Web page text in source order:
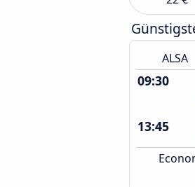
ALSA
09:30
13:45